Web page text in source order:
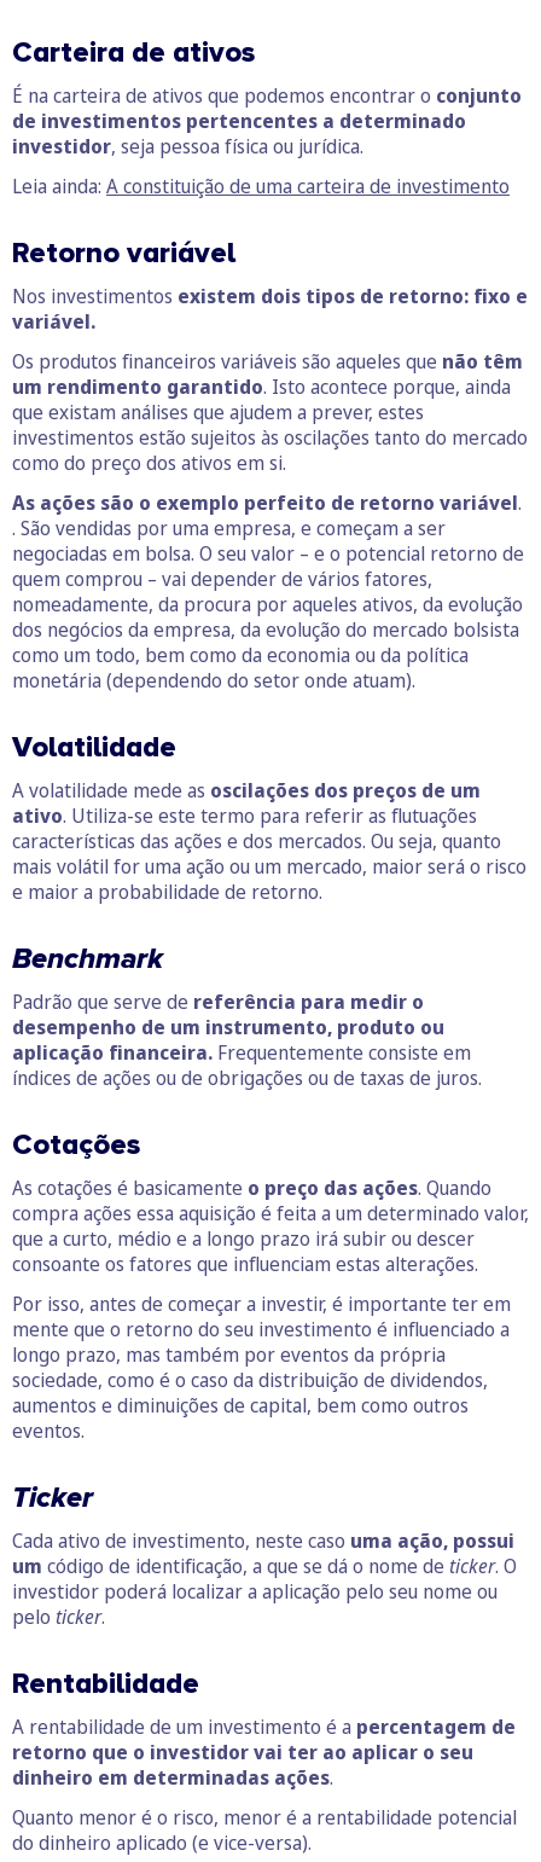
Carteira de ativos
É na carteira de ativos que podemos encontrar o conjunto
de investimentos pertencentes a determinado
investidor, seja pessoa física ou jurídica.
Leia ainda: A constituição de uma carteira de investimento
Retorno variável
Nos investimentos existem dois tipos de retorno: fixo e
variável.
Os produtos financeiros variáveis são aqueles que não têm
um rendimento garantido. Isto acontece porque, ainda
que existam análises que ajudem a prever, estes
investimentos estão sujeitos às oscilações tanto do mercado
como do preço dos ativos em si.
As ações são o exemplo perfeito de retorno variável.
. São vendidas por uma empresa, e começam a ser
negociadas em bolsa. O seu valor – e o potencial retorno de
quem comprou – vai depender de vários fatores,
nomeadamente, da procura por aqueles ativos, da evolução
dos negócios da empresa, da evolução do mercado bolsista
como um todo, bem como da economia ou da política
monetária (dependendo do setor onde atuam).
Volatilidade
A volatilidade mede as oscilações dos preços de um
ativo. Utiliza-se este termo para referir as flutuações
características das ações e dos mercados. Ou seja, quanto
mais volátil for uma ação ou um mercado, maior será o risco
e maior a probabilidade de retorno.
Benchmark
Padrão que serve de referência para medir o
desempenho de um instrumento, produto ou
aplicação financeira. Frequentemente consiste em
índices de ações ou de obrigações ou de taxas de juros.
Cotações
As cotações é basicamente o preço das ações. Quando
compra ações essa aquisição é feita a um determinado valor,
que a curto, médio e a longo prazo irá subir ou descer
consoante os fatores que influenciam estas alterações.
Por isso, antes de começar a investir, é importante ter em
mente que o retorno do seu investimento é influenciado a
longo prazo, mas também por eventos da própria
sociedade, como é o caso da distribuição de dividendos,
aumentos e diminuições de capital, bem como outros
eventos.
Ticker
Cada ativo de investimento, neste caso uma ação, possui
um código de identificação, a que se dá o nome de ticker. O
investidor poderá localizar a aplicação pelo seu nome ou
pelo ticker.
Rentabilidade
A rentabilidade de um investimento é a percentagem de
retorno que o investidor vai ter ao aplicar o seu
dinheiro em determinadas ações.
Quanto menor é o risco, menor é a rentabilidade potencial
do dinheiro aplicado (e vice-versa).